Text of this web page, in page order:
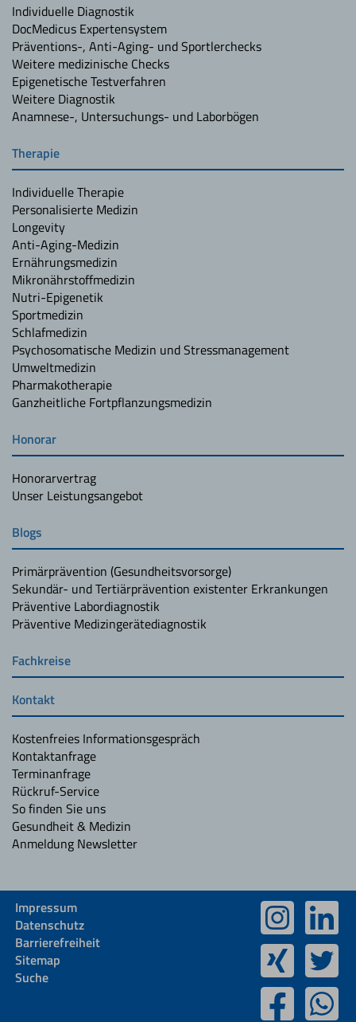
Individuelle Diagnostik
DocMedicus Expertensystem
Präventions-, Anti-Aging- und Sportlerchecks
Weitere medizinische Checks
Epigenetische Testverfahren
Weitere Diagnostik
Anamnese-, Untersuchungs- und Laborbögen
Therapie
Individuelle Therapie
Personalisierte Medizin
Longevity
Anti-Aging-Medizin
Ernährungsmedizin
Mikronährstoffmedizin
Nutri-Epigenetik
Sportmedizin
Schlafmedizin
Psychosomatische Medizin und Stressmanagement
Umweltmedizin
Pharmakotherapie
Ganzheitliche Fortpflanzungsmedizin
Honorar
Honorarvertrag
Unser Leistungsangebot
Blogs
Primärprävention (Gesundheitsvorsorge)
Sekundär- und Tertiärprävention existenter Erkrankungen
Präventive Labordiagnostik
Präventive Medizingerätediagnostik
Fachkreise
Kontakt
Kostenfreies Informationsgespräch
Kontaktanfrage
Terminanfrage
Rückruf-Service
So finden Sie uns
Gesundheit & Medizin
Anmeldung Newsletter
Impressum
Datenschutz
Barrierefreiheit
Sitemap
Suche